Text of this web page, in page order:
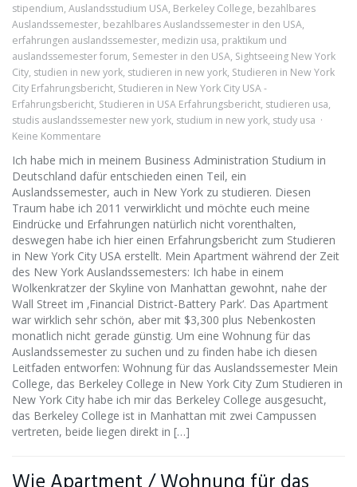
stipendium, Auslandsstudium USA, Berkeley College, bezahlbares
Auslandssemester, bezahlbares Auslandssemester in den USA,
erfahrungen auslandssemester, medizin usa, praktikum und
auslandssemester forum, Semester in den USA, Sightseeing New York
City, studien in new york, studieren in new york, Studieren in New York
City Erfahrungsbericht, Studieren in New York City USA -
Erfahrungsbericht, Studieren in USA Erfahrungsbericht, studieren usa,
studis auslandssemester new york, studium in new york, study usa
Keine Kommentare
Ich habe mich in meinem Business Administration Studium in
Deutschland dafür entschieden einen Teil, ein
Auslandssemester, auch in New York zu studieren. Diesen
Traum habe ich 2011 verwirklicht und möchte euch meine
Eindrücke und Erfahrungen natürlich nicht vorenthalten,
deswegen habe ich hier einen Erfahrungsbericht zum Studieren
in New York City USA erstellt. Mein Apartment während der Zeit
des New York Auslandssemesters: Ich habe in einem
Wolkenkratzer der Skyline von Manhattan gewohnt, nahe der
Wall Street im ‚Financial District-Battery Park‘. Das Apartment
war wirklich sehr schön, aber mit $3,300 plus Nebenkosten
monatlich nicht gerade günstig. Um eine Wohnung für das
Auslandssemester zu suchen und zu finden habe ich diesen
Leitfaden entworfen: Wohnung für das Auslandssemester Mein
College, das Berkeley College in New York City Zum Studieren in
New York City habe ich mir das Berkeley College ausgesucht,
das Berkeley College ist in Manhattan mit zwei Campussen
vertreten, beide liegen direkt in […]